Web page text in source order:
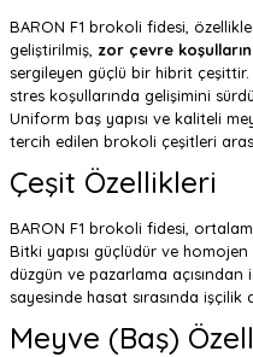
BARON F1 brokoli fidesi, özellikle
geliştirilmiş, zor çevre
sergileyen güçlü bir hibrit çeşittir.
stres koşullarında gelişimini
Uniform baş yapısı ve kaliteli
tercih edilen brokoli çeşitleri
Çeşit Özellikleri
BARON F1 brokoli fidesi,
Bitki yapısı güçlüdür ve homojen
düzgün ve pazarlama açısından
sayesinde hasat sırasında işçilik
Meyve (Baş)